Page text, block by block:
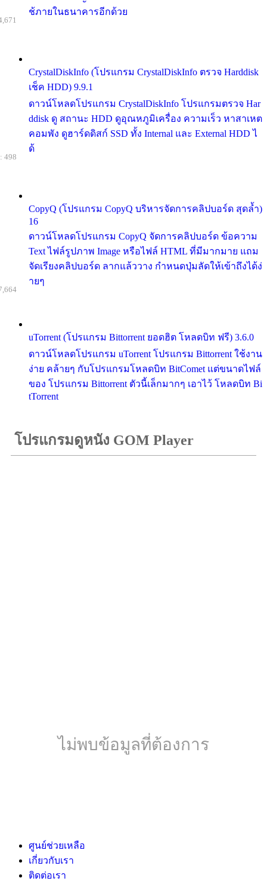
ช้ภายในธนาคารอีกด้วย
CrystalDiskInfo (โปรแกรม CrystalDiskInfo ตรวจ Harddisk
เช็ค HDD) 9.9.1
ดาวน์โหลดโปรแกรม CrystalDiskInfo โปรแกรมตรวจ Har
ddisk ดู สถานะ HDD ดูอุณหภูมิเครื่อง ความเร็ว หาสาเหต
คอมพัง ดูฮาร์ดดิสก์ SSD ทั้ง Internal และ External HDD ไ
ด้
CopyQ (โปรแกรม CopyQ บริหารจัดการคลิปบอร์ด สุดล้ำ)
16
ดาวน์โหลดโปรแกรม CopyQ จัดการคลิปบอร์ด ข้อความ
Text ไฟล์รูปภาพ Image หรือไฟล์ HTML ที่มีมากมาย แถม
จัดเรียงคลิปบอร์ด ลากแล้ววาง กำหนดปุ่มลัดให้เข้าถึงได้ง่
ายๆ
498
uTorrent (โปรแกรม Bittorrent ยอดฮิต โหลดบิท ฟรี) 3.6.0
ดาวน์โหลดโปรแกรม uTorrent โปรแกรม Bittorrent ใช้งาน
ง่าย คล้ายๆ กับโปรแกรมโหลดบิท BitComet แต่ขนาดไฟล์
ของ โปรแกรม Bittorrent ตัวนี้เล็กมากๆ เอาไว้ โหลดบิท Bi
tTorrent
โปรแกรมดูหนัง GOM Player
ไม่พบข้อมูลที่ต้องการ
ศูนย์ช่วยเหลือ
เกี่ยวกับเรา
ติดต่อเรา